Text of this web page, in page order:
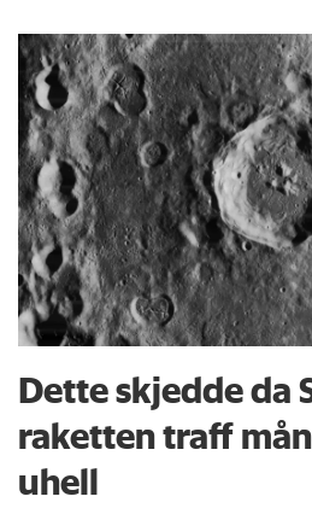
Dette skjedde da
raketten traff
uhell